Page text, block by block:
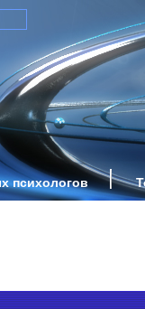
психологов